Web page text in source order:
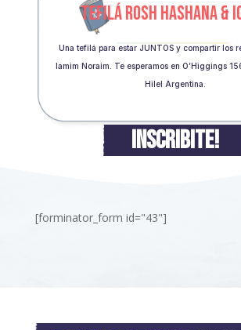
TEFILÁ ROSH HASHANA &
Una tefilá para estar JUNTOS y compartir los
Iamim Noraim. Te esperamos en O’Higgings
Hilel Argentina.
INSCRIBITE!
[forminator_form id="43"]